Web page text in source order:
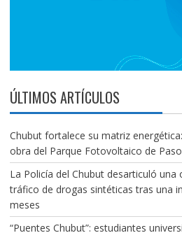
ÚLTIMOS ARTÍCULOS
Chubut fortalece su matriz
obra del Parque Fotovoltaico de
La Policía del Chubut desarticuló una
tráfico de drogas sintéticas tras una
meses
“Puentes Chubut”: estudiantes